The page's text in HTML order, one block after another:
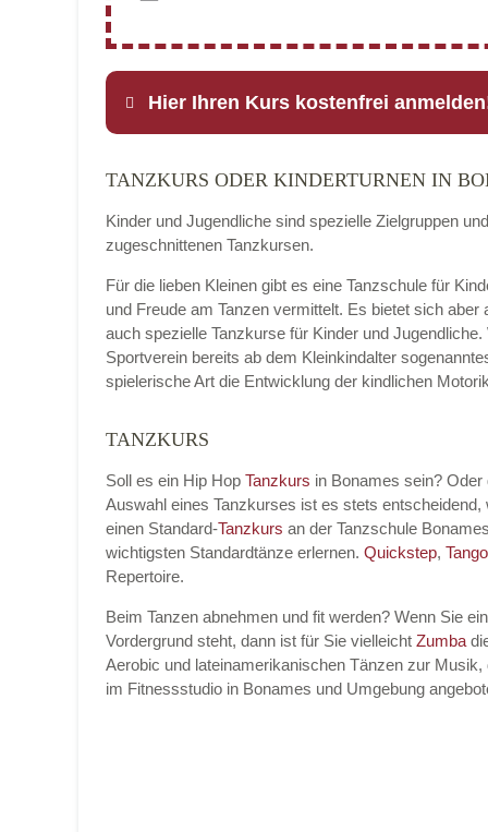
Hier Ihren Kurs kostenfrei
E-Mail*
Name der Tanzschule
Kontakt E-Mail
Kontakt Telefonnummer
TANZKURS ODER KINDERTURNEN IN
Kinder und Jugendliche sind spezielle Zielgruppen
zugeschnittenen Tanzkursen.
Für die lieben Kleinen gibt es eine Tanzschule für
und Freude am Tanzen vermittelt. Es bietet sich
auch spezielle Tanzkurse für Kinder und
Sportverein bereits ab dem Kleinkindalter
spielerische Art die Entwicklung der kindlichen
TANZKURS
Soll es ein Hip Hop Tanzkurs in Bonames sein?
Auswahl eines Tanzkurses ist es stets
einen Standard-Tanzkurs an der Tanzschule
wichtigsten Standardtänze erlernen. Quickstep, Tango
Repertoire.
Beim Tanzen abnehmen und fit werden? Wenn Sie
Vordergrund steht, dann ist für Sie vielleicht Zumba
Aerobic und lateinamerikanischen Tänzen zur
im Fitnessstudio in Bonames und Umgebung